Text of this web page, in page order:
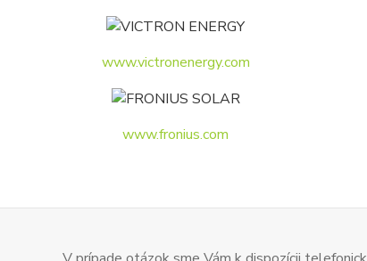
www.victronenergy.com
www.fronius.com